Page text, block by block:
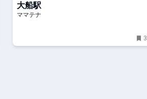
大船駅
ママテナ
3